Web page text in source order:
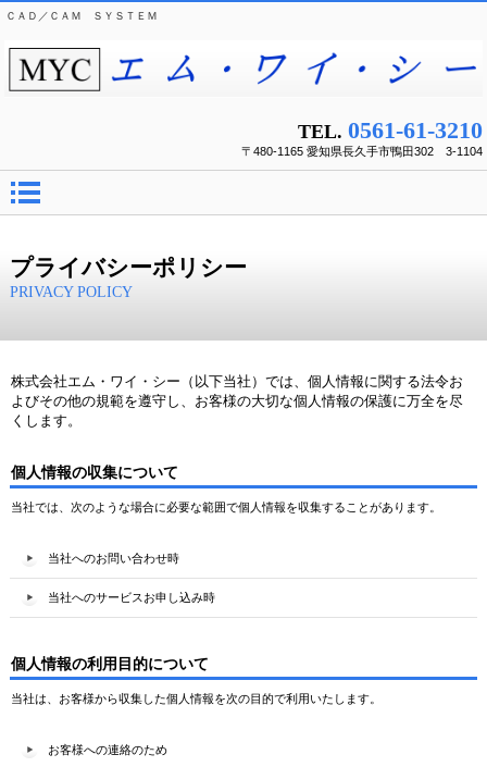
ＣＡＤ／ＣＡＭ ＳＹＳＴＥＭ
TEL. 0561-61-3210
〒480-1165 愛知県長久手市鴨田302 3-1104
プライバシーポリシー
PRIVACY POLICY
株式会社エム・ワイ・シー（以下当社）では、個人情報に関する法令お
よびその他の規範を遵守し、お客様の大切な個人情報の保護に万全を尽
くします。
個人情報の収集について
当社では、次のような場合に必要な範囲で個人情報を収集することがあります。
当社へのお問い合わせ時
当社へのサービスお申し込み時
個人情報の利用目的について
当社は、お客様から収集した個人情報を次の目的で利用いたします。
お客様への連絡のため